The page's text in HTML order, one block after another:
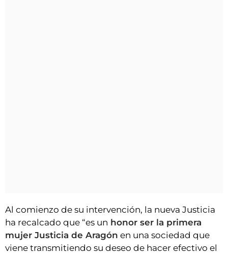
Al comienzo de su intervención, la nueva Justicia
ha recalcado que “es un honor ser la primera
mujer Justicia de Aragón en una sociedad que
viene transmitiendo su deseo de hacer efectivo el